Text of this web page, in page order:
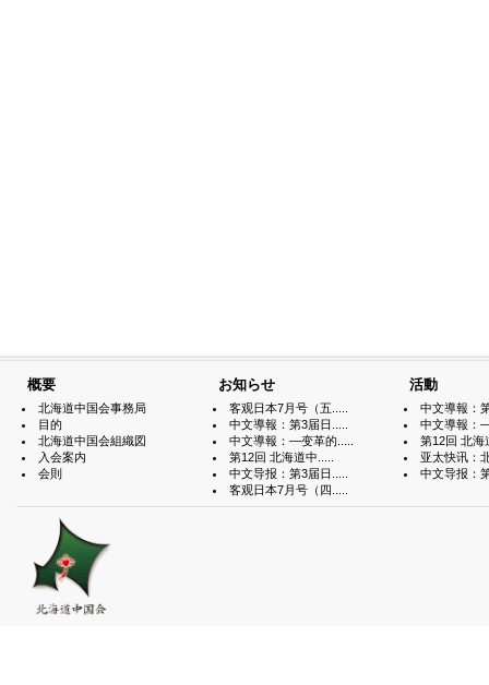
概要
北海道中国会事務局
目的
北海道中国会組織図
入会案内
会則
お知らせ
客观日本7月号（五.....
中文導報：第3届日.....
中文導報：—变革的.....
第12回 北海道中.....
中文导报：第3届日.....
客观日本7月号（四.....
活動
中文導報：
中文導報：
第12回 北海
亚太快讯：
中文导报：